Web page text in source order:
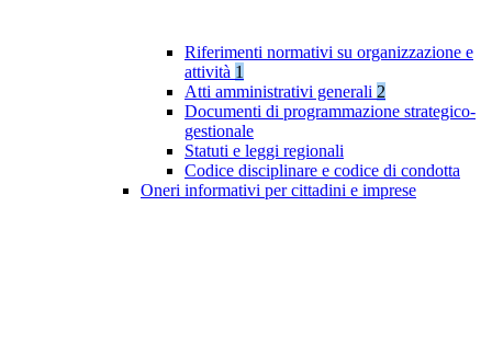
Riferimenti normativi su organizzazione e
attività 1
Atti amministrativi generali 2
Documenti di programmazione strategico-
gestionale
Statuti e leggi regionali
Codice disciplinare e codice di condotta
Oneri informativi per cittadini e imprese